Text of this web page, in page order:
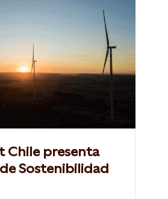
Chile presenta
Sostenibilidad